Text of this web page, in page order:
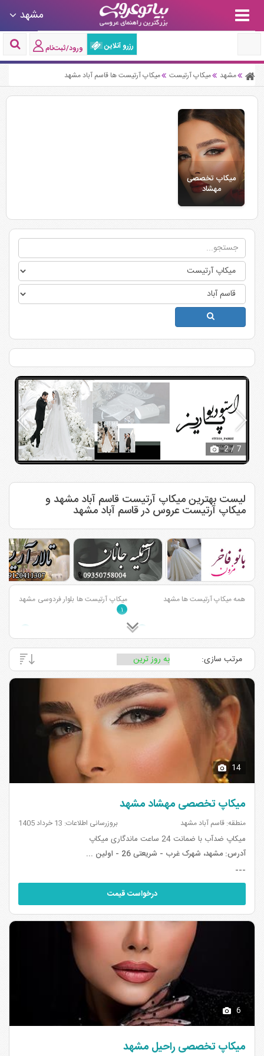
مشهد
رزرو آنلاین ورود/ثبت‌نام
مشهد میکاپ آرتیست میکاپ آرتیست ها قاسم آباد مشهد
میکاپ تخصصی
مهشاد
3/ 7
لیست بهترین میکاپ آرتیست قاسم آباد مشهد و
میکاپ آرتیست عروس در قاسم آباد مشهد
همه میکاپ آرتیست ها مشهد میکاپ آرتیست ها بلوار فردوسی مشهد
۱
میکاپ آرتیست ها وکیل آباد مشهد
میکاپ آرتیست ها بلوار سجاد مشهد
۱
میکاپ آرتیست ها بلوار هاشمیه مشهد
میکاپ آرتیست ها بلوار خیام مشهد ۱
مرتب سازی:
14
میکاپ تخصصی مهشاد مشهد
منطقه: قاسم آباد مشهد بروزرسانی اطلاعات: 13 خرداد 1405
میکاپ ضدآب با ضمانت 24 ساعت ماندگاری میکاپ
آدرس:مشهد، شهرک غرب - شریعتی 26 - اولین ...
---
درخواست قیمت
6
میکاپ تخصصی راحیل مشهد